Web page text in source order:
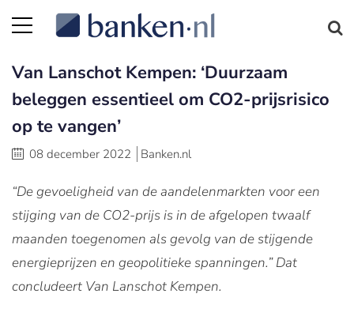
Van Lanschot Kempen: ‘Duurzaam
beleggen essentieel om CO2-prijsrisico
op te vangen’
08 december 2022 Banken.nl
“De gevoeligheid van de aandelenmarkten voor een
stijging van de CO2-prijs is in de afgelopen twaalf
maanden toegenomen als gevolg van de stijgende
energieprijzen en geopolitieke spanningen.” Dat
concludeert Van Lanschot Kempen.